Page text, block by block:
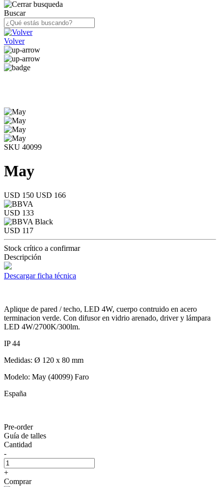
Buscar
Volver
SKU 40099
May
USD 150 USD 166
USD 133
USD 117
Stock crítico a confirmar
Descripción
Descargar ficha técnica
Aplique de pared / techo, LED 4W, cuerpo contruido en acero
terminacion verde. Con difusor en vidrio arenado, driver y lámpara
LED 4W/2700K/300lm.
IP 44
Medidas: Ø 120 x 80 mm
Modelo: May (40099) Faro
España
Pre-order
Guía de talles
Cantidad
-
+
Comprar